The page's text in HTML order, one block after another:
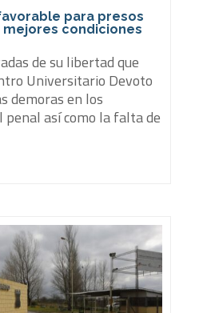
para presos
condiciones
de su libertad que
Universitario Devoto
demoras en los
penal así como la falta de